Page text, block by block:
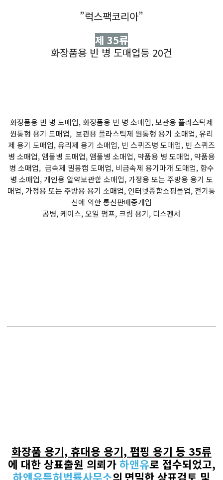
”럭스팩코리아”
제 35류
화장품용 빈 병 도매업등 20건
화장품용 빈 병 도매업, 화장품용 빈 병 소매업, 보관용 플라스틱제
원통형 용기 도매업, 보관용 플라스틱제 원통형 용기 소매업, 유리
제 용기 도매업, 유리제 용기 소매업, 빈 스퀴즈병 도매업, 빈 스퀴즈
병 소매업, 앰풀병 도매업, 앰풀병 소매업, 약품용 병 도매업, 약품용
병 소매업, 금속제 밀봉캡 도매업, 비금속제 용기마개 도매업, 향수
병 소매업, 개인용 알약보관함 소매업, 가정용 또는 주방용 용기 도
매업, 가정용 또는 주방용 용기 소매업, 인터넷종합쇼핑몰업, 전기통
신에 의한 통신판매중개업
공병, 케이스, 오일 펌프, 크림 용기, 디스펜서
화장품 용기, 휴대용 용기, 펌핑 용기 등 35류
에 대한 상표출원 의뢰가하앤유로 접수되었고,
하앤유특허법률사무소의 면밀한 상표검토 및